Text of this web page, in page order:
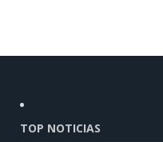
TOP NOTICIAS